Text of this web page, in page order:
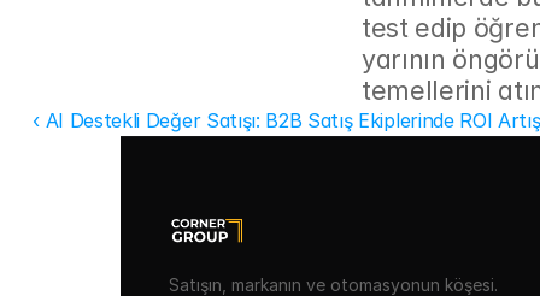
test edip
yarının
temellerini
‹ AI Destekli Değer Satışı: B2B Satış Ekiplerinde ROI
Satışın, markanın ve otomasyonun köşesi.